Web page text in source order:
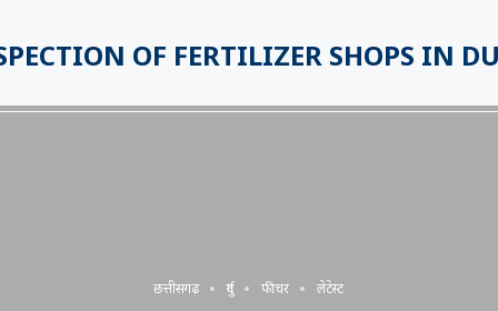
OF FERTILIZER SHOPS IN
छत्तीसगढ़ दुर्ग फीचर लेटेस्ट